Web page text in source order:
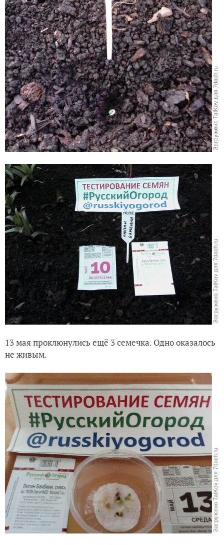
13 мая проклюнулись ещё 3 семечка. Одно оказалось
не живым.